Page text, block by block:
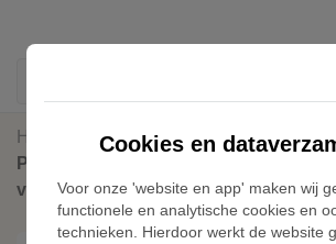
Home
Kunstgras Voetbalschoenen
PUMA KING ULTIMATE FG/AG uniseks
voetbalschoenen, Zwart/Zilver
Cookies en
Voor onze 'website en app' maken wij
functionele en analytische cookies en
technieken. Hierdoor werkt de website